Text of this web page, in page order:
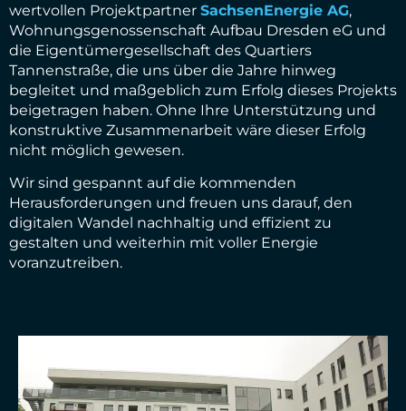
wertvollen Projektpartner SachsenEnergie AG,
Wohnungsgenossenschaft Aufbau Dresden eG und
die Eigentümergesellschaft des Quartiers
Tannenstraße, die uns über die Jahre hinweg
begleitet und maßgeblich zum Erfolg dieses Projekts
beigetragen haben. Ohne Ihre Unterstützung und
konstruktive Zusammenarbeit wäre dieser Erfolg
nicht möglich gewesen.
Wir sind gespannt auf die kommenden
Herausforderungen und freuen uns darauf, den
digitalen Wandel nachhaltig und effizient zu
gestalten und weiterhin mit voller Energie
voranzutreiben.